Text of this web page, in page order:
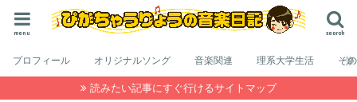
search
menu
プロフィール オリジナルソング 音楽関連 理系大学生活 そ
読みたい記事にすぐ行けるサイトマップ